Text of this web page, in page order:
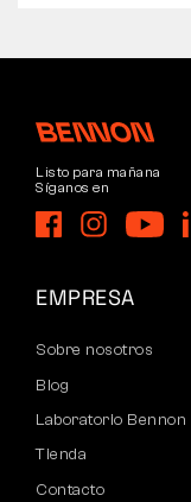
Listo para mañana
Síganos en
EMPRESA
Sobre nosotros
Blog
Laboratorio Bennon
Tienda
Contacto